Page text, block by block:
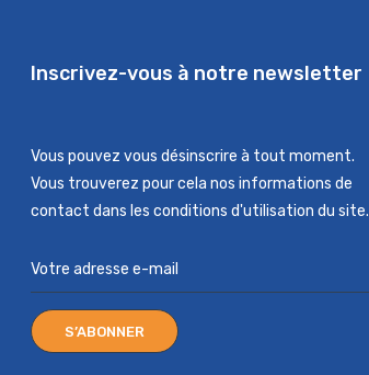
Inscrivez-vous à notre newsletter
Vous pouvez vous désinscrire à tout moment.
Vous trouverez pour cela nos informations de
contact dans les conditions d'utilisation du site.